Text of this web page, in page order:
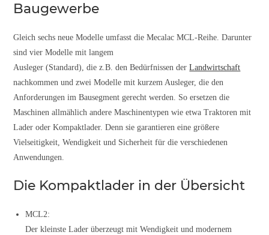
Baugewerbe
Gleich sechs neue Modelle umfasst die Mecalac MCL-Reihe. Darunter
sind vier Modelle mit langem
Ausleger (Standard), die z.B. den Bedürfnissen derLandwirtschaft
nachkommen und zwei Modelle mit kurzem Ausleger, die den
Anforderungen im Bausegment gerecht werden. So ersetzen die
Maschinen allmählich andere Maschinentypen wie etwa Traktoren mit
Lader oder Kompaktlader. Denn sie garantieren eine größere
Vielseitigkeit, Wendigkeit und Sicherheit für die verschiedenen
Anwendungen.
Die Kompaktlader in der Übersicht
MCL2:
Der kleinste Lader überzeugt mit Wendigkeit und modernem